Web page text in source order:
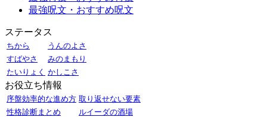
最強呪文・おすすめ呪文
ステータス
ちから
うんのよさ
すばやさ
みのまもり
たいりょく かしこさ
お役立ち情報
序盤効率的な進め方 取り返せない要素
性格診断まとめ
ルイーダの酒場